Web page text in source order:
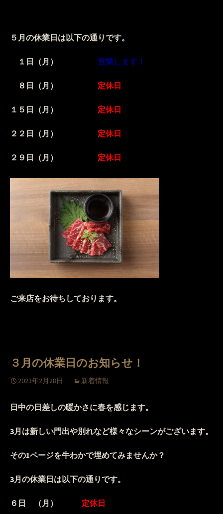
５月の休業日は以下の通りです。
１日（月） 営業します！
８日（月） 定休日
１５日（月） 定休日
２２日（月） 定休日
２９日（月） 定休日
ご来店をお待ちしております。
３月の休業日のお知らせ！
2023年2月28日 新着情報
日中の日差しの暖かさに春を感じます。
3月は新しい門出や別れなど様々なシーンがございます。
その1ページを牛わかで埋めてみませんか？
3月の休業日は以下の通りです。
６日 （月） 定休日